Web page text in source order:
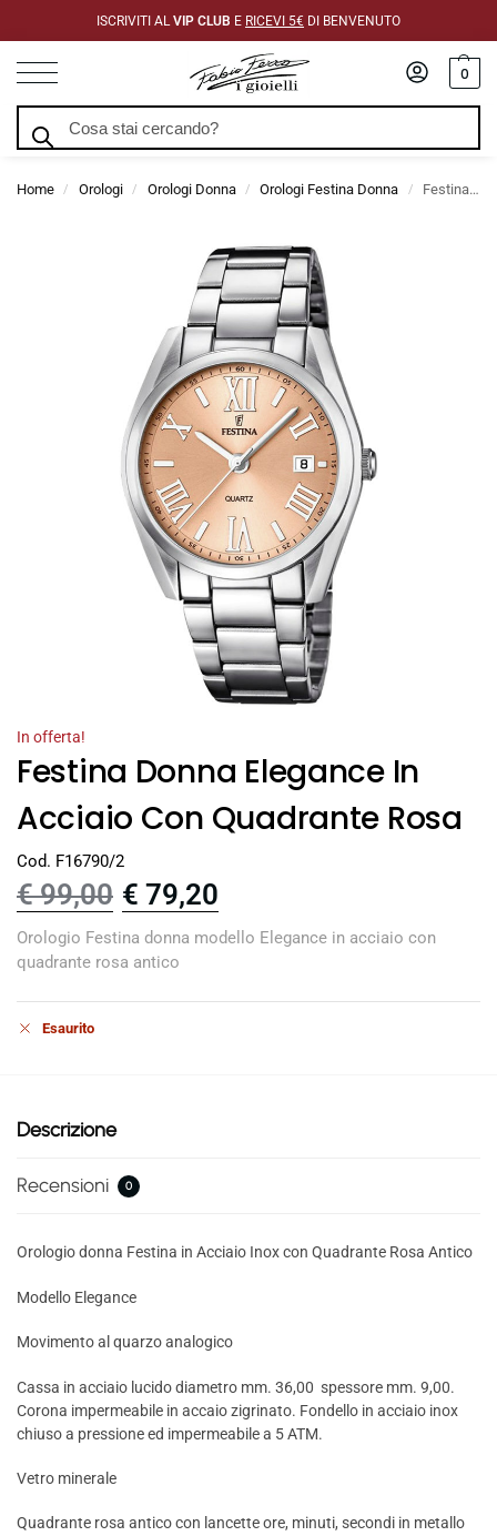
ISCRIVITI AL VIP CLUB E RICEVI 5€ DI BENVENUTO
0
Home / Orologi / Orologi Donna / Orologi Festina Donna / Festina Donna Elegance In Acciaio Con Quadrante Rosa
In offerta!
Festina Donna Elegance In
Acciaio Con Quadrante Rosa
Cod. F16790/2
€99,00 € 79,20
Orologio Festina donna modello Elegance in acciaio con
quadrante rosa antico
Esaurito
Descrizione
Recensioni 0
Orologio donna Festina in Acciaio Inox con Quadrante Rosa Antico
Modello Elegance
Movimento al quarzo analogico
Cassa in acciaio lucido diametro mm. 36,00 spessore mm. 9,00.
Corona impermeabile in accaio zigrinato. Fondello in acciaio inox
chiuso a pressione ed impermeabile a 5 ATM.
Vetro minerale
Quadrante rosa antico con lancette ore, minuti, secondi in metallo